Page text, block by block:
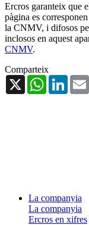
Ercros garanteix que
pàgina es
la CNMV, i difosos
inclosos en aquest
CNMV.
Comparteix
X
WhatsApp
La companyia
La companyia
Ercros en xifres